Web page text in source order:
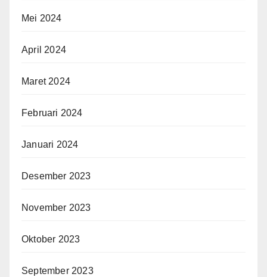
Mei 2024
April 2024
Maret 2024
Februari 2024
Januari 2024
Desember 2023
November 2023
Oktober 2023
September 2023